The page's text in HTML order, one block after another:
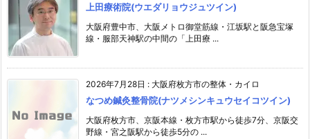
上田療術院(ウエダリョウジュツイン)
大阪府豊中市、大阪メトロ御堂筋線・江坂駅と阪急宝塚
線・服部天神駅の中間の「上田療 ...
2026年7月28日 : 大阪府枚方市の整体・カイロ
なつめ鍼灸整骨院(ナツメシンキュウセイコツイン)
大阪府枚方市、京阪本線・枚方市駅から徒歩7分、京阪交
野線・宮之阪駅から徒歩5分の ...